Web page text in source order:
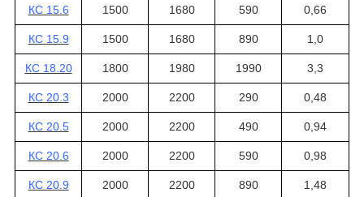
КС 15.6 1500 1680 590 0,66
КС 15.9 1500 1680 890 1,0
КС 18.20 1800 1980 1990 3,3
КС 20.3 2000 2200 290 0,48
КС 20.5 2000 2200 490 0,94
КС 20.6 2000 2200 590 0,98
КС 20.9 2000 2200 890 1,48